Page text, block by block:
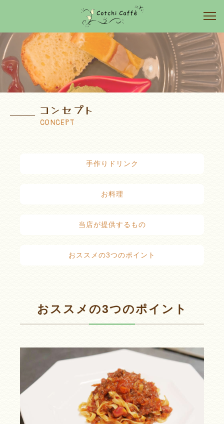
コンセプト
CONCEPT
手作りドリンク
お料理
当店が提供するもの
おススメの3つのポイント
おススメの3つのポイント